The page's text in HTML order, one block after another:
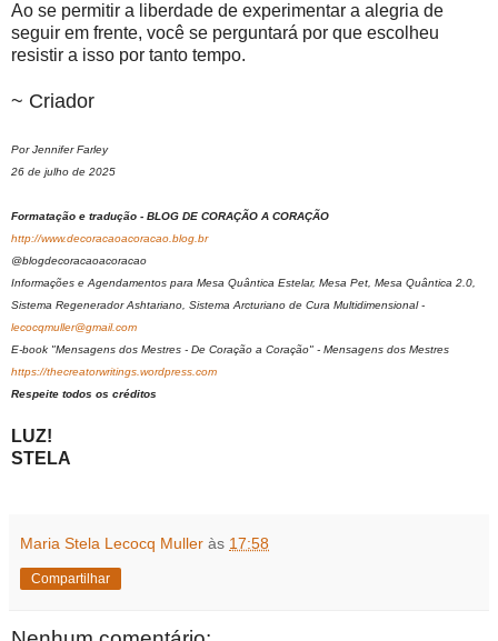
Ao se permitir a liberdade de experimentar a alegria de
seguir em frente, você se perguntará por que escolheu
resistir a isso por tanto tempo.
~ Criador
Por Jennifer Farley
26 de julho de 2025
Formatação e tradução - BLOG DE CORAÇÃO A CORAÇÃO
http://www.decoracaoacoracao.blog.br
@blogdecoracaoacoracao
Informações e Agendamentos para Mesa Quântica Estelar, Mesa Pet, Mesa Quântica 2.0,
Sistema Regenerador Ashtariano, Sistema Arcturiano de Cura Multidimensional -
lecocqmuller@gmail.com
E-book "Mensagens dos Mestres - De Coração a Coração" - Mensagens dos Mestres
https://thecreatorwritings.wordpress.com
Respeite todos os créditos
LUZ!
STELA
Maria Stela Lecocq Muller às 17:58
Compartilhar